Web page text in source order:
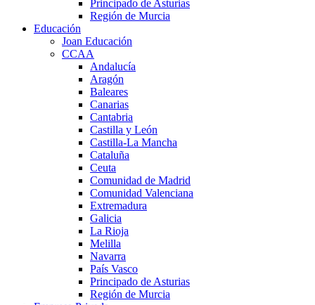
Principado de Asturias
Región de Murcia
Educación
Joan Educación
CCAA
Andalucía
Aragón
Baleares
Canarias
Cantabria
Castilla y León
Castilla-La Mancha
Cataluña
Ceuta
Comunidad de Madrid
Comunidad Valenciana
Extremadura
Galicia
La Rioja
Melilla
Navarra
País Vasco
Principado de Asturias
Región de Murcia